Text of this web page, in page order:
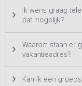
Ik wens graag
dat mogelijk?
Waarom staan er
vakantieadres?
Kan ik een